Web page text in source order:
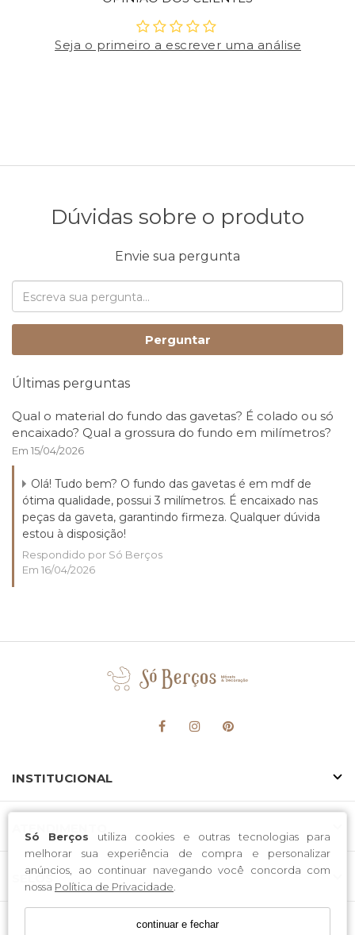
Só Berços utiliza cookies e outras tecnologias para
melhorar sua experiência de compra e personalizar
anúncios, ao continuar navegando você concorda com
nossa Política de Privacidade
continuar e fechar
Seja o primeiro a escrever uma análise
Dúvidas sobre o produto
Envie sua pergunta
Perguntar
Últimas perguntas
Qual o material do fundo das gavetas? É colado ou só
encaixado? Qual a grossura do fundo em milímetros?
Em 15/04/2026
Olá! Tudo bem? O fundo das gavetas é em mdf de
ótima qualidade, possui 3 milímetros. É encaixado nas
peças da gaveta, garantindo firmeza. Qualquer dúvida
estou à disposição!
Respondido por Só Berços
Em 16/04/2026
INSTITUCIONAL
SELOS